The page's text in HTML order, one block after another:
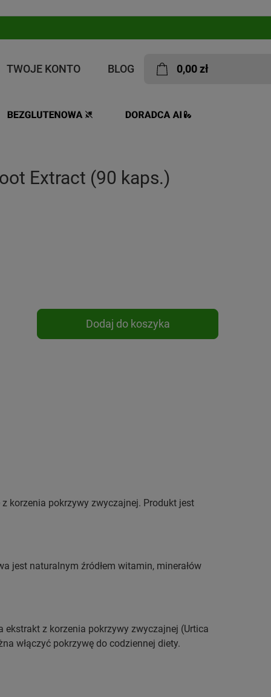
TWOJE KONTO BLOG 0,00 zł
Extract (90 kaps.)
Dodaj do koszyka
korzenia pokrzywy zwyczajnej. Produkt jest
jest naturalnym źródłem witamin, minerałów
ekstrakt z korzenia pokrzywy zwyczajnej (Urtica
włączyć pokrzywę do codziennej diety.